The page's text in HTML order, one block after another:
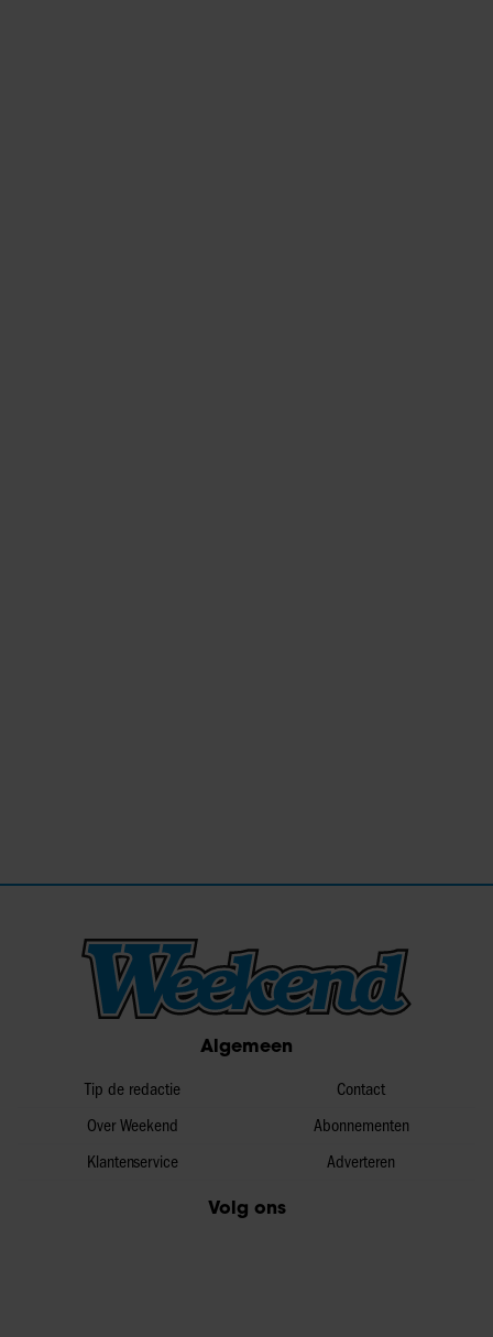
Algemeen
Tip de redactie
Over Weekend
Klantenservice
Contact
Abonnementen
Adverteren
Volg ons